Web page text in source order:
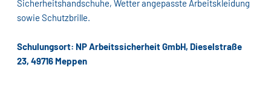
Sicherheitshandschuhe, Wetter angepasste Arbeitskleidung
sowie Schutzbrille.
Schulungsort: NP Arbeitssicherheit GmbH, Dieselstraße
23, 49716 Meppen